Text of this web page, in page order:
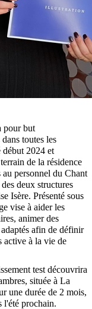
pour but
toutes les
début 2024 et
de la résidence
personnel du Chant
deux structures
Isère. Présenté sous
vise à aider les
animer des
afin de définir
active à la vie de
test découvrira
située à La
une durée de 2 mois,
l'été prochain.